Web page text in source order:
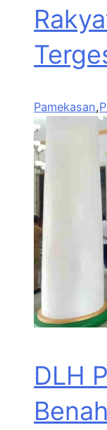
Pamekasan,
DLH